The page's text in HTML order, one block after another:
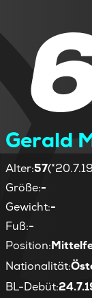
Gerald
Alter:57
Größe:-
Gewicht:-
Fuß:-
Position:
Nationalität:
BL-Debüt: